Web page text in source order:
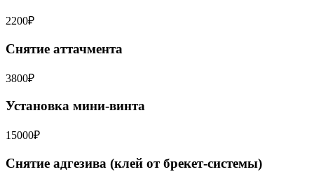
2200₽
Снятие аттачмента
3800₽
Установка мини-винта
15000₽
Снятие адгезива (клей от брекет-системы)